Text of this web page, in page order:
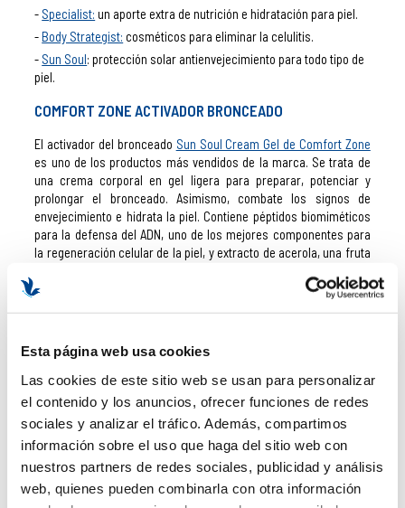
Esta página web usa cookies
Las cookies de este sitio web se usan para personalizar
el contenido y los anuncios, ofrecer funciones de redes
sociales y analizar el tráfico. Además, compartimos
información sobre el uso que haga del sitio web con
nuestros partners de redes sociales, publicidad y análisis
web, quienes pueden combinarla con otra información
Specialist: un aporte extra de nutrición e hidratación para piel.
Body Strategist: cosméticos para eliminar la celulitis.
Sun Soul: protección solar antienvejecimiento para todo tipo de
piel.
COMFORT ZONE ACTIVADOR BRONCEADO
El activador del bronceado Sun Soul Cream Gel de Comfort Zone
es uno de los productos más vendidos de la marca. Se trata de
una crema corporal en gel ligera para preparar, potenciar y
prolongar el bronceado. Asimismo, combate los signos de
envejecimiento e hidrata la piel. Contiene péptidos biomiméticos
para la defensa del ADN, uno de los mejores componentes para
la regeneración celular de la piel, y extracto de acerola, una fruta
aspecto de la piel.
Body Strategist Peel Scrub es un gel de doble acción exfoliante,
química y mecánica. Acelera el proceso de renovación de las
células, eliminando las células muertas de la piel. Prepara la piel
para el verano y la renueva tras su paso. ¡Un exfoliante corporal
completísimo!
COMFORT ZONE SKIN REGIMEN LIFT EYE CREAM
Lift Eye Creames una crema antiarrugas para el contorno de